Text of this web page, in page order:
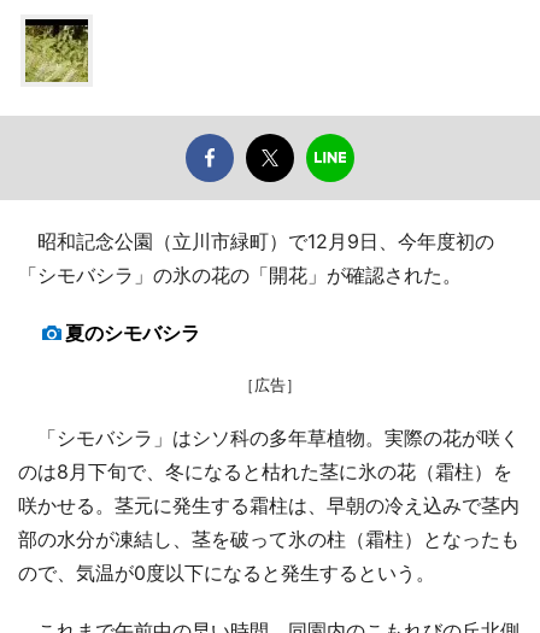
昭和記念公園（立川市緑町）で12月9日、今年度初の
「シモバシラ」の氷の花の「開花」が確認された。
夏のシモバシラ
［広告］
「シモバシラ」はシソ科の多年草植物。実際の花が咲く
のは8月下旬で、冬になると枯れた茎に氷の花（霜柱）を
咲かせる。茎元に発生する霜柱は、早朝の冷え込みで茎内
部の水分が凍結し、茎を破って氷の柱（霜柱）となったも
ので、気温が0度以下になると発生するという。